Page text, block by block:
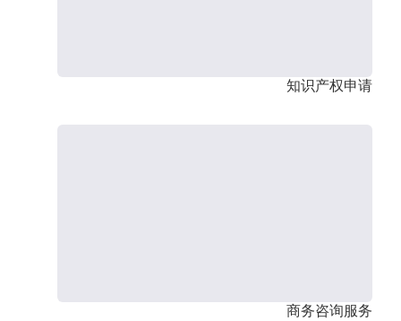
知识产权申请
商务咨询服务